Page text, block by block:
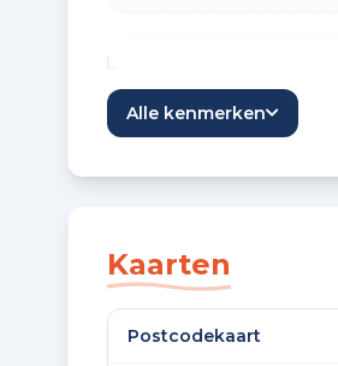
WOONOPPERVLAKTE
Bouw en energie
Alle kenmerken
Kaarten
Postcodekaart